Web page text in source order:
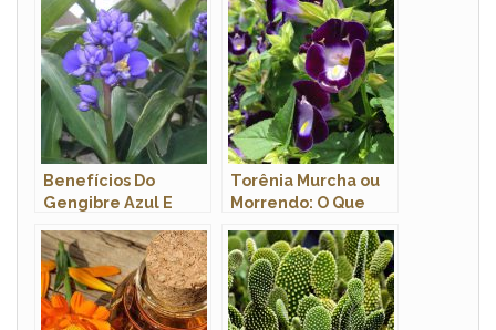
Benefícios Do
Gengibre Azul E
Medicinais
Torênia Murcha ou
Morrendo: O Que